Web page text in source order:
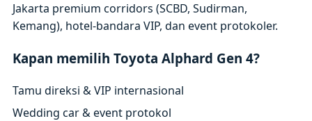
Jakarta premium corridors (SCBD, Sudirman,
Kemang), hotel-bandara VIP, dan event protokoler.
Kapan memilih Toyota Alphard Gen 4?
Tamu direksi & VIP internasional
Wedding car & event protokol